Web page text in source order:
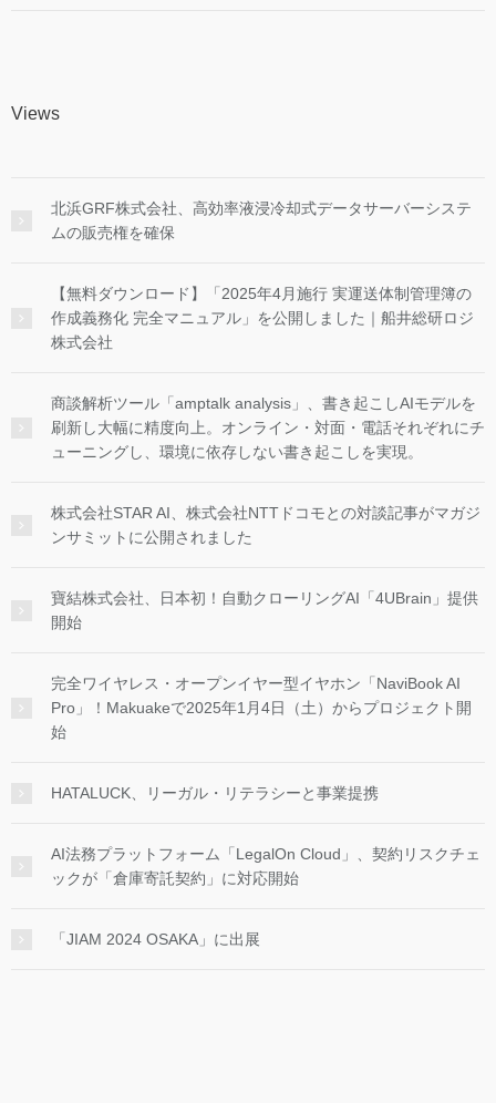
Views
北浜GRF株式会社、高効率液浸冷却式データサーバーシステ
ムの販売権を確保
【無料ダウンロード】「2025年4月施行 実運送体制管理簿の
作成義務化 完全マニュアル」を公開しました｜船井総研ロジ
株式会社
商談解析ツール「amptalk analysis」、書き起こしAIモデルを
刷新し大幅に精度向上。オンライン・対面・電話それぞれにチ
ューニングし、環境に依存しない書き起こしを実現。
株式会社STAR AI、株式会社NTTドコモとの対談記事がマガジ
ンサミットに公開されました
寶結株式会社、日本初！自動クローリングAI「4UBrain」提供
開始
完全ワイヤレス・オープンイヤー型イヤホン「NaviBook AI
Pro」！Makuakeで2025年1月4日（土）からプロジェクト開
始
HATALUCK、リーガル・リテラシーと事業提携
AI法務プラットフォーム「LegalOn Cloud」、契約リスクチェ
ックが「倉庫寄託契約」に対応開始
「JIAM 2024 OSAKA」に出展